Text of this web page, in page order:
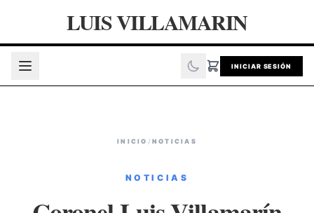
LUIS VILLAMARIN
INICIAR SESIÓN
INICIO / NOTICIAS
NOTICIAS